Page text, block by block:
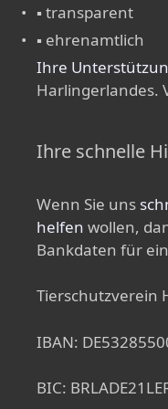
▪ transparent
▪ ehrenamtlich
Ihre
Harlingerlandes.
Ihre schnelle
Wenn Sie uns
helfen wollen,
Bankdaten für
Tierschutzverein
IBAN:
BIC: